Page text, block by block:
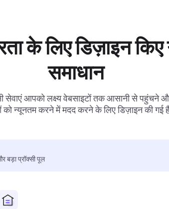
के लिए डिज़ाइन
समाधान
सेवाएं आपको लक्ष्य वेबसाइटों तक आसानी से
को न्यूनतम करने में मदद करने के लिए डिज़ाइन की गई
बड़ा प्रॉक्सी पूल